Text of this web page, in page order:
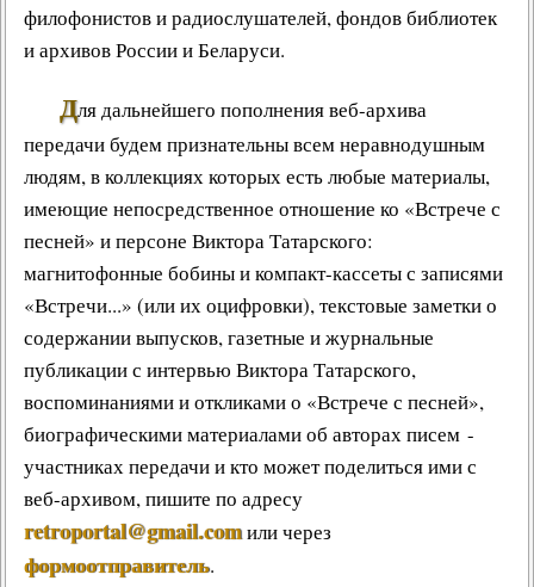
филофонистов и радиослушателей, фондов библиотек
и архивов России и Беларуси.
Для дальнейшего пополнения веб-архива
передачи будем признательны всем неравнодушным
людям, в коллекциях которых есть любые материалы,
имеющие непосредственное отношение ко «Встрече с
песней» и персоне Виктора Татарского:
магнитофонные бобины и компакт-кассеты с записями
«Встречи...» (или их оцифровки), текстовые заметки о
содержании выпусков, газетные и журнальные
публикации с интервью Виктора Татарского,
воспоминаниями и откликами о «Встрече с песней»,
биографическими материалами об авторах писем -
участниках передачи и кто может поделиться ими с
веб-архивом, пишите по адресу
retroportal@gmail.comили через
формоотправитель.